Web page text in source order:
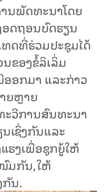
ນພັດທະນາໂດຍ
ດຖອນບົດຮຽນ
ດທີ່ຮ່ວມປະຊຸມໄດ້
ຂອງຂໍ້ລິເລິ່ມ
ອກມາ ແລະກ່າວ
ຍຫຼາຍ
ະວີການສົນທະນາ
ເຊິ່ງກັນແລະ
ຮງເພື່ອຊຸກຍູ້ໃຫ້
ມກັນ,ໃຫ້
ກັນ.